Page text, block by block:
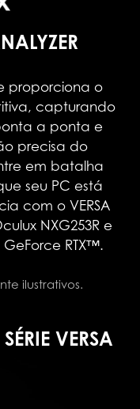
proporciona o
capturando
a ponta e
precisa do
em batalha
seu PC está
com o VERSA
NXG253R e
RTX™.
ilustrativos.
VERSA